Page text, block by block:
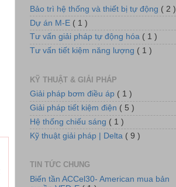
Hệ thống tủ động lực và chiếu sáng
Bảo trì hệ thống và thiết bị tự động ( 2 )
Dự án M-E ( 1 )
Tư vấn giải pháp tự động hóa ( 1 )
Tư vấn tiết kiệm năng lượng ( 1 )
KỸ THUẬT & GIẢI PHÁP
Giải pháp bơm điều áp ( 1 )
Giải pháp tiết kiệm điện ( 5 )
Hệ thống chiếu sáng ( 1 )
Kỹ thuật giải pháp | Delta ( 9 )
TIN TỨC CHUNG
Biến tần ACCel30- American mua bản